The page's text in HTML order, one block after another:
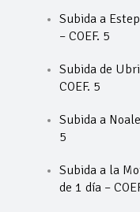
Subida a
– COEF. 5
Subida de
COEF. 5
Subida a
5
Subida a la
de 1 día –